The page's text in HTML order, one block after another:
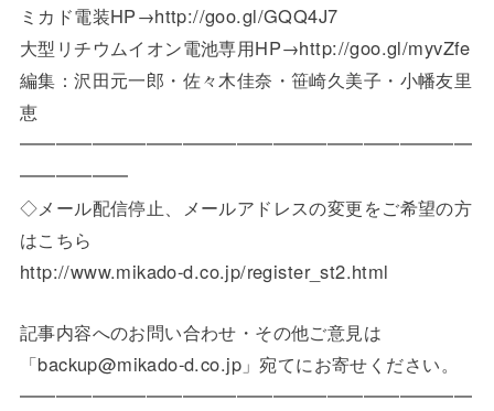
ミカド電装HP→http://goo.gl/GQQ4J7
大型リチウムイオン電池専用HP→http://goo.gl/myvZfe
編集：沢田元一郎・佐々木佳奈・笹崎久美子・小幡友里
恵
━━━━━━━━━━━━━━━━━━━━━━━━━
━━━━━━
◇メール配信停止、メールアドレスの変更をご希望の方
はこちら
http://www.mikado-d.co.jp/register_st2.html
記事内容へのお問い合わせ・その他ご意見は
「backup@mikado-d.co.jp」宛てにお寄せください。
━━━━━━━━━━━━━━━━━━━━━━━━━